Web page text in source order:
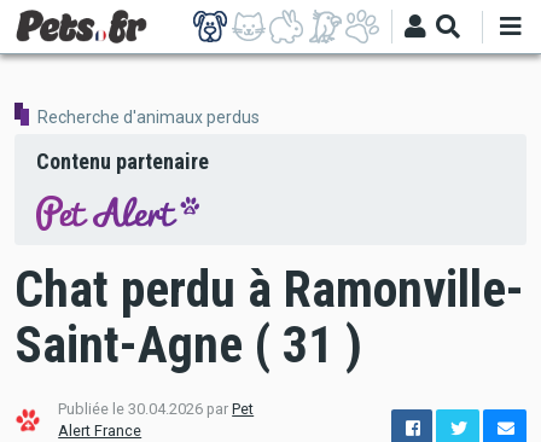
Aller
au
contenu
Recherche d'animaux perdus
Contenu partenaire
Chat perdu à Ramonville-
Saint-Agne ( 31 )
Publiée le 30.04.2026 parPet
Alert France